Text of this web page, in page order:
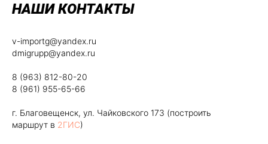
НАШИ КОНТАКТЫ
v-importg@yandex.ru
dmigrupp@yandex.ru
8 (963) 812-80-20
8 (961) 955-65-66
г. Благовещенск, ул. Чайковского 173 (построить
маршрут в 2ГИС)